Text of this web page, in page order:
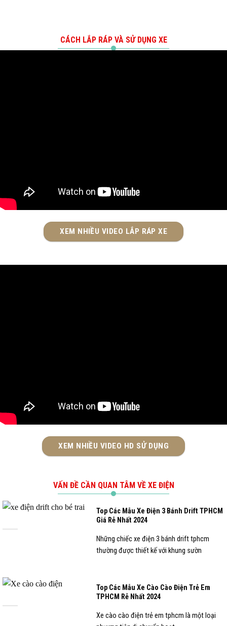
CÁCH LẮP RÁP VÀ SỬ DỤNG XE
XEM NHIỀU VIDEO LẮP RÁP XE
XEM NHIỀU VIDEO HD SỬ DỤNG
VẤN ĐỀ CẦN QUAN TÂM VỀ XE ĐIỆN
Top Các Mẫu Xe Điện 3 Bánh Drift TPHCM
Giá Rẻ Nhất 2024
Những chiếc xe điện 3 bánh drift tphcm
thường được thiết kế với khung sườn
Top Các Mẫu Xe Cào Cào Điện Trẻ Em
TPHCM Rẻ Nhất 2024
Xe cào cào điện trẻ em tphcm là một loại